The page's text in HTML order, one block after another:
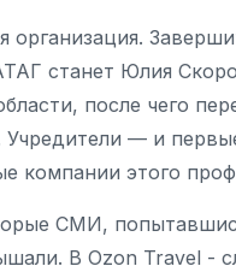
организация.
станет Юлия
после чего
Учредители — и
компании этого
СМИ,
В Ozon Travel -